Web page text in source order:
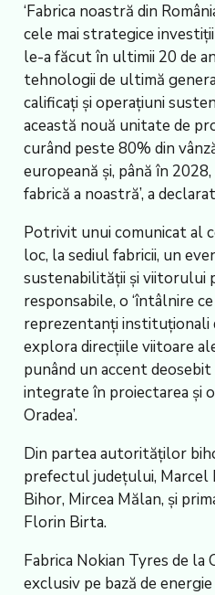
‘Fabrica noastră din
cele mai strategice
le-a făcut în ultimii 20 de
tehnologii de ultimă
calificați și operațiuni
această nouă unitate de
curând peste 80% din
europeană și, până în 2028,
fabrică a noastră’, a
Potrivit unui comunicat al
loc, la sediul fabricii, un
sustenabilității și viitorului
responsabile, o ‘întâlnire
reprezentanți instituționali
explora direcțiile viitoare
punând un accent
integrate în proiectarea și
Oradea’.
Din partea autorităților
prefectul județului, Marcel
Bihor, Mircea Mălan, și
Florin Birta.
Fabrica Nokian Tyres de la
exclusiv pe bază de